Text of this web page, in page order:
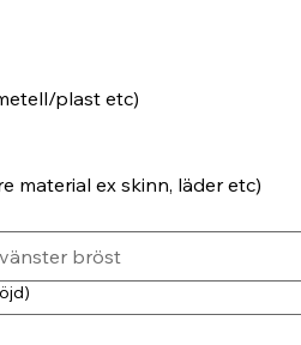
plast etc)
material ex skinn, läder etc)